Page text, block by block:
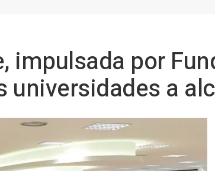
impulsada por
universidades a